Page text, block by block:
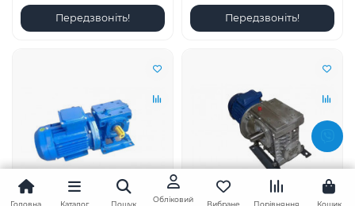
Передзвоніть! Передзвоніть!
Головна Каталог Пошук
Обліковий
Вибране Порівняння Кошик